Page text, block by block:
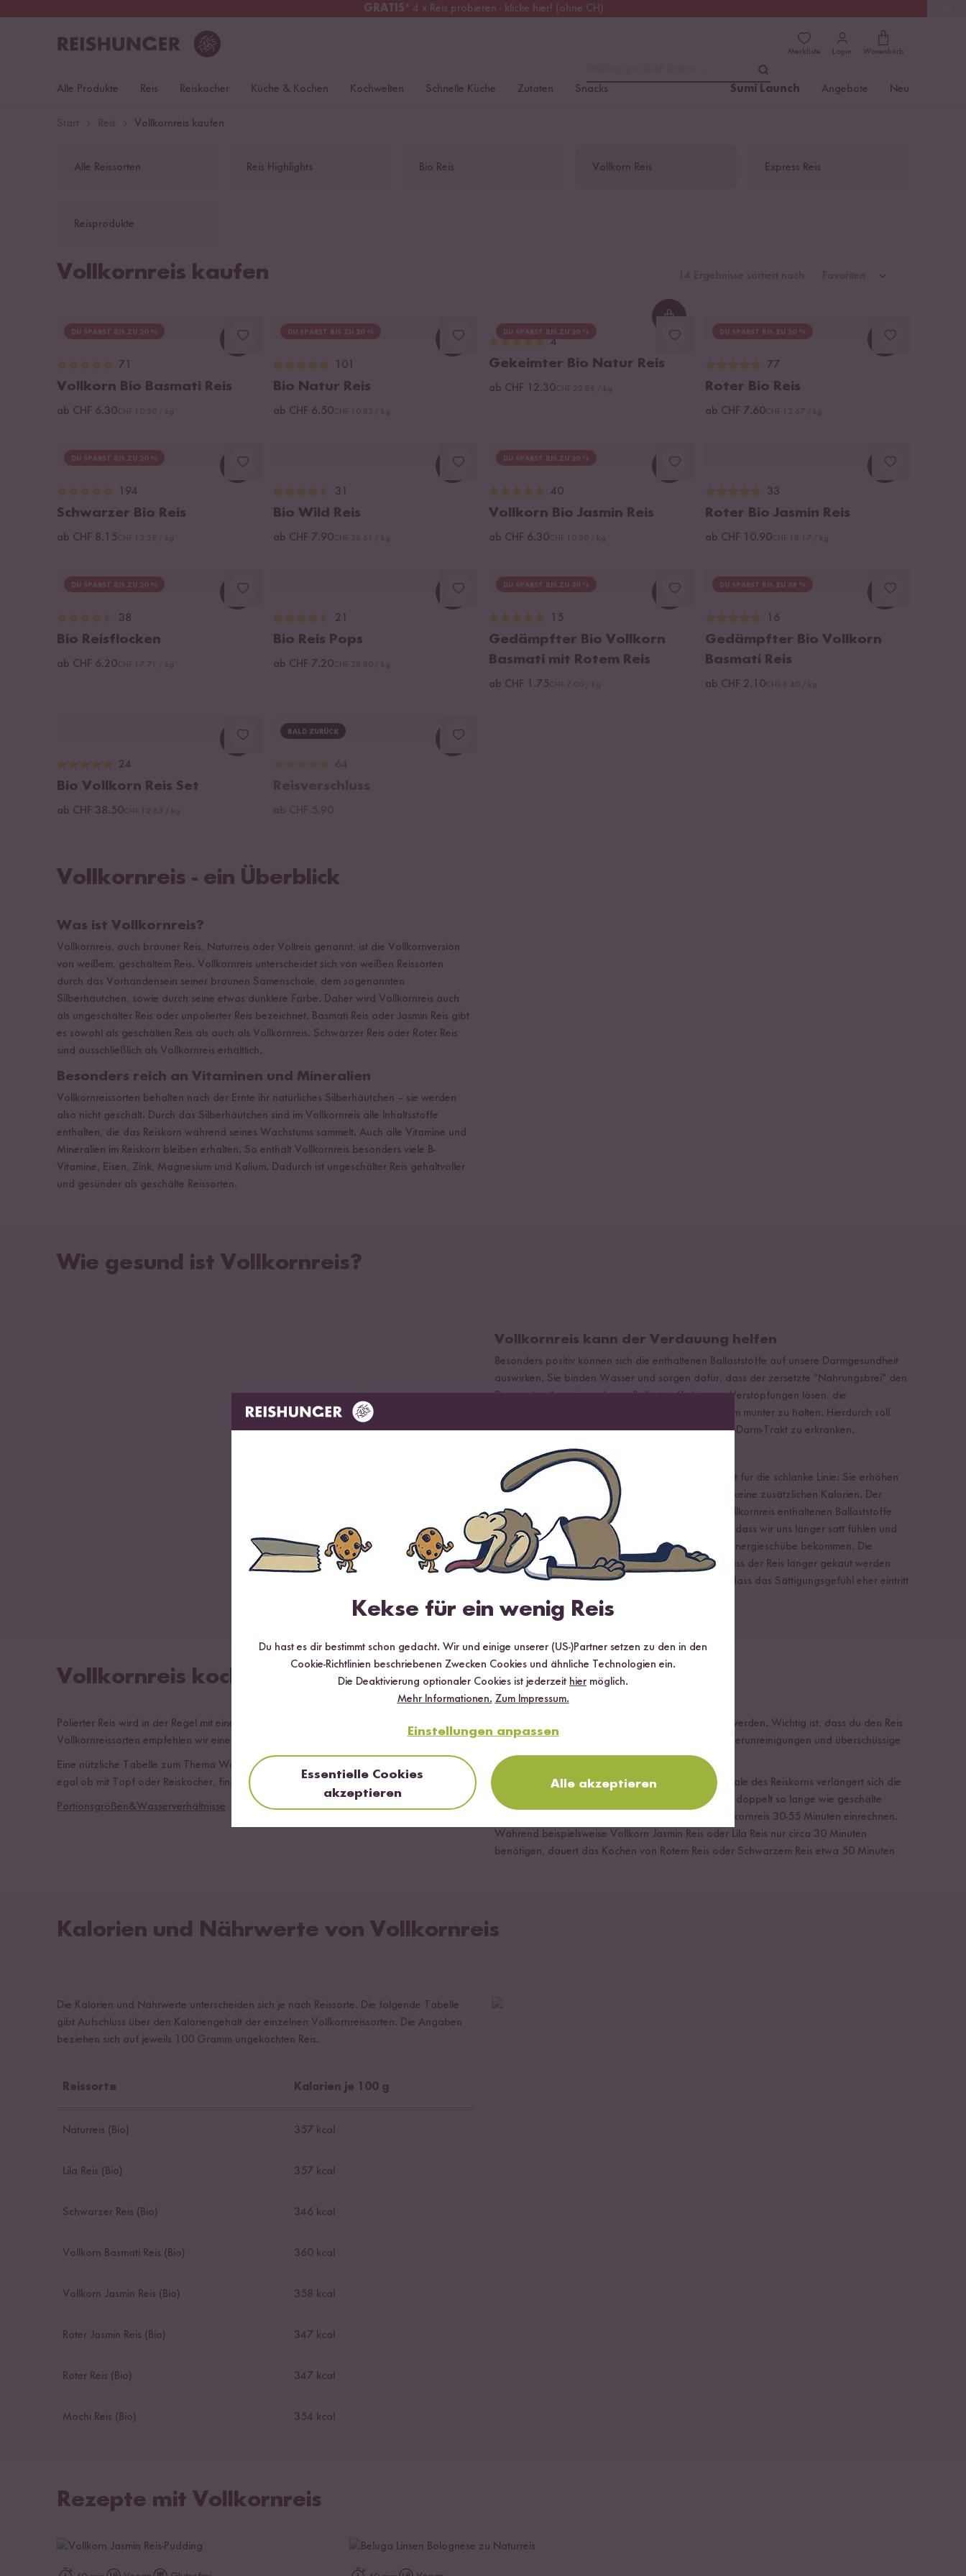
GRATIS* 4 x Reis probieren - klicke hier! (ohne CH)
Alle Zölle & Steuern inklusive
Merkliste Login Warenkorb
Alle Produkte Reis Reiskocher Küche & Kochen Kochwelten Schnelle Küche Zutaten Snacks Sumi Launch Angebote Neu
Vollkornreis kaufen
Alle Reissorten Reis Highlights Bio Reis Vollkorn Reis Express Reis
Reisprodukte
Vollkornreis kaufen
DU SPARST BIS ZU 20 %
71
Vollkorn Bio Basmati Reis
ab CHF 6.30
DU SPARST BIS ZU 20 %
Loading...
101
Bio Natur Reis
ab CHF 6.50CHF 10.83 / kg
DU SPARST BIS ZU 20 %
Loading...
4
Gekeimter Bio Natur Reis
ab CHF 12.30
DU SPARST BIS ZU 20 %
77
Roter Bio Reis
ab CHF 7.60CHF 12.67 / kg
DU SPARST BIS ZU 20 %
194
Schwarzer Bio Reis
ab CHF 8.15
31
Bio Wild Reis
ab CHF 7.90CHF 36.61 / kg
DU SPARST BIS ZU 20 %
40
Vollkorn Bio Jasmin Reis
ab CHF 6.30
33
Roter Bio Jasmin Reis
ab CHF 10.90CHF 18.17 / kg
DU SPARST BIS ZU 20 %
38
Bio Reisflocken
ab CHF 6.20
21
Bio Reis Pops
ab CHF 7.20CHF 28.80 / kg
DU SPARST BIS ZU 30 %
15
Gedämpfter Bio Vollkorn
Basmati mit Rotem Reis
ab CHF 1.75
DU SPARST BIS ZU 38 %
16
Gedämpfter Bio Vollkorn
Basmati Reis
ab CHF 2.10CHF 8.40 / kg
24
Bio Vollkorn Reis Set
ab CHF 38.50
BALD ZURÜCK
Vollkornreis - ein Überblick
Was ist Vollkornreis?
Vollkornreis, auch brauner Reis, Naturreis oder Vollreis genannt, ist die Vollkornversion
von weißem, geschältem Reis. Vollkornreis unterscheidet sich von weißen Reissorten
durch das Vorhandensein seiner braunen Samenschale, dem sogenannten
Silberhäutchen, sowie durch seine etwas dunklere Farbe. Daher wird Vollkornreis auch
als ungeschälter Reis oder unpolierter Reis bezeichnet. Basmati Reis oder Jasmin Reis gibt
es sowohl als geschälten Reis als auch als Vollkornreis. Schwarzer Reis oder Roter Reis
sind ausschließlich als Vollkornreis erhältlich.
Besonders reich an Vitaminen und Mineralien
Vollkornreissorten behalten nach der Ernte ihr natürliches Silberhäutchen – sie werden
also nicht geschält. Durch das Silberhäutchen sind im Vollkornreis alle Inhaltsstoffe
enthalten, die das Reiskorn während seines Wachstums sammelt. Auch alle Vitamine und
Mineralien im Reiskorn bleiben erhalten. So enthält Vollkornreis besonders viele B-
Vitamine, Eisen, Zink, Magnesium und Kalium. Dadurch ist ungeschälter Reis gehaltvoller
und gesünder als geschälte Reissorten.
Wie gesund ist Vollkornreis?
Vollkornreis kann der Verdauung helfen
Besonders positiv können sich die enthaltenen Ballaststoffe auf unsere Darmgesundheit
auswirken. Sie binden Wasser und sorgen dafür, dass der zersetzte "Nahrungsbrei" den
Darm schnell passieren kann. Ballaststoffe können Verstopfungen lösen, die
Darmtätigkeit regulieren und dabei helfen, den Darm munter zu halten. Hierdurch soll
sich auch das Risiko verringern, an Krebs im Magen-Darm-Trakt zu erkranken.
Vollkornreis ist ein Sattmacher
Vollkornreis enthält viele Ballaststoffe. Diese sind gut für die schlanke Linie: Sie erhöhen
das Volumen deiner Mahlzeit, liefern dabei jedoch keine zusätzlichen Kalorien. Der
Magen-Darm-Trakt benötigt mehr Zeit, um die in Vollkornreis enthaltenen Ballaststoffe
aufzuspalten und zu verwerten. Dies hat zur Folge, dass wir uns länger satt fühlen und
über einen längeren Zeitraum immer wieder kleine Energieschübe bekommen. Die
faserreichen Strukturen sorgen außerdem dafür, dass der Reis länger gekaut werden
muss. Auch das hilft dabei, langsamer zu essen, sodass das Sättigungsgefühl eher eintritt
und wir uns nicht zu viel des Guten zumuten.
Vollkornreis kochen
Polierter Reis wird in der Regel mit einer 1,5-fachen Wassermenge gekocht. Bei
Vollkornreissorten empfehlen wir eine 2-2,5-fache Wassermenge.
Eine nützliche Tabelle zum Thema Wasserverhältnis, Portionsgröße und Zubereitung,
egal ob mit Topf oder Reiskocher, findest du hier.
Portionsgrößen&Wasserverhältnisse
Vollkornreis kann wie jeder andere Reis zubereitet werden. Wichtig ist, dass du den Reis
vor dem Kochen gründlich wäschst, um eventuelle Verunreinigungen und überschüssige
Stärke zu entfernen.
Der Unterschied liegt in der Kochzeit. Durch die Schale des Reiskorns verlängert sich die
Garzeit. So brauchen Vollkornreissorten manchmal doppelt so lange wie geschälte
Reissorten. Du solltest also für die Kochzeit von Vollkornreis 30-55 Minuten einrechnen.
Während beispielsweise Vollkorn Jasmin Reis oder Lila Reis nur circa 30 Minuten
benötigen, dauert das Kochen von Rotem Reis oder Schwarzem Reis etwa 50 Minuten
Kalorien und Nährwerte von Vollkornreis
Die Kalorien und Nährwerte unterscheiden sich je nach Reissorte. Die folgende Tabelle
gibt Aufschluss über den Kaloriengehalt der einzelnen Vollkornreissorten. Die Angaben
beziehen sich auf jeweils 100 Gramm ungekochten Reis.
Reissorte Kalorien je 100 g
Naturreis (Bio) 357 kcal
Lila Reis (Bio) 357 kcal
Schwarzer Reis (Bio) 346 kcal
Vollkorn Basmati Reis (Bio) 360 kcal
Vollkorn Jasmin Reis (Bio) 358 kcal
Roter Jasmin Reis (Bio) 347 kcal
Roter Reis (Bio) 347 kcal
Mochi Reis (Bio) 354 kcal
Rezepte mit Vollkornreis
Kekse für ein wenig Reis
Du hast es dir bestimmt schon gedacht. Wir und einige unserer (US-)Partner setzen zu den in den
Cookie-Richtlinien beschriebenen Zwecken Cookies und ähnliche Technologien ein.
Die Deaktivierung optionaler Cookies ist jederzeit hier möglich.
Mehr Informationen. Zum Impressum.
Einstellungen anpassen
Essentielle Cookies
akzeptieren
Alle akzeptieren